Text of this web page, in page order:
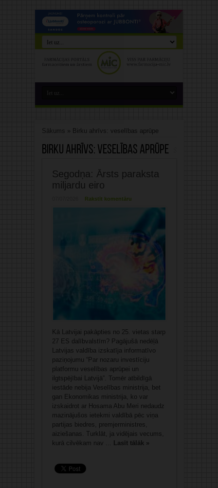
Sākums » Birku ahrīvs: veselības aprūpe
Birku ahrīvs: veselības aprūpe
Segodņa: Ārsts paraksta
miljardu eiro
Rakstīt komentāru
Kā Latvijai pakāpties no 25. vietas starp
27 ES dalībvalstīm? Pagājušā nedēļā
Latvijas valdība izskatīja informatīvo
paziņojumu “Par nozaru investīciju
platformu veselības aprūpei un
ilgtspējībai Latvijā”. Tomēr atbildīgā
iestāde nebija Veselības ministrija, bet
gan Ekonomikas ministrija, ko var
izskaidrot ar Hosama Abu Meri nedaudz
mazinājušos ietekmi valdībā pēc viņa
partijas biedres, premjerministres,
aiziešanas. Turklāt, ja vidējais vecums,
kurā cilvēkam nav ... Lasīt tālāk »